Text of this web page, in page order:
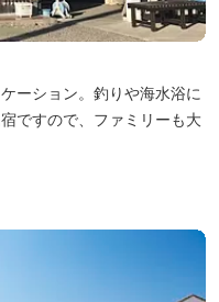
ーション。釣りや海水浴に
ですので、ファミリーも大